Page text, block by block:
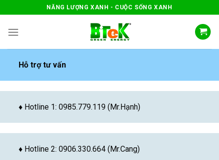
content
NĂNG LƯỢNG XANH - CUỘC SỐNG XANH
Hỗ trợ tư vấn
♦ Hotline 1: 0985.779.119 (Mr.Hạnh)
♦ Hotline 2: 0906.330.664 (Mr.Cang)